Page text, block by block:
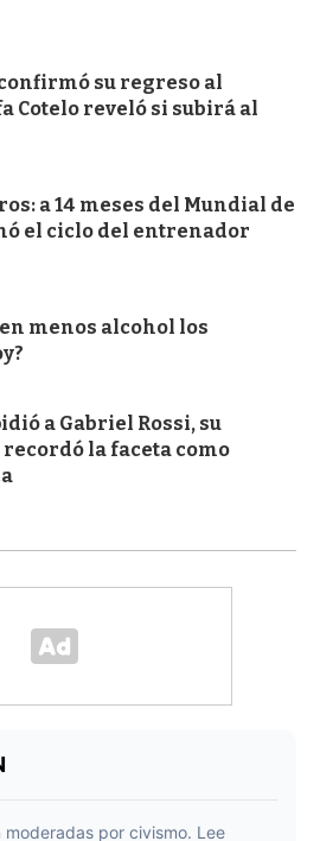
su regreso al
Cotelo reveló si subirá al
a 14 meses del Mundial de
el ciclo del entrenador
menos alcohol los
a Gabriel Rossi, su
la faceta como